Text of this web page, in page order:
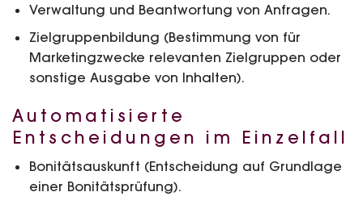
Verwaltung und Beantwortung von Anfragen.
Zielgruppenbildung (Bestimmung von für
Marketingzwecke relevanten Zielgruppen oder
sonstige Ausgabe von Inhalten).
Automatisierte
Entscheidungen im Einzelfall
Bonitätsauskunft (Entscheidung auf Grundlage
einer Bonitätsprüfung).